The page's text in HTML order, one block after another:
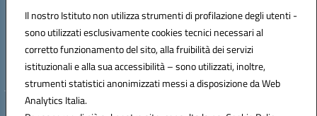
Il nostro Istituto non utilizza strumenti di profilazione degli utenti -
sono utilizzati esclusivamente cookies tecnici necessari al
corretto funzionamento del sito, alla fruibilità dei servizi
istituzionali e alla sua accessibilità – sono utilizzati, inoltre,
strumenti statistici anonimizzati messi a disposizione da Web
Analytics Italia.
Codice fiscale: 92034530805
Codice meccanografico:
rcic841003
Codice Indice delle Pubbliche Amministrazioni (IPA): istsc_rcic841003
Hosting & Powered by 3D Solution S.r.l.